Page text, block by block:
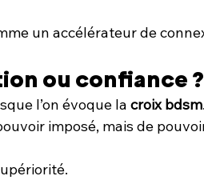
un accélérateur de
ou confiance ?
l’on évoque la croix bdsm
imposé, mais de